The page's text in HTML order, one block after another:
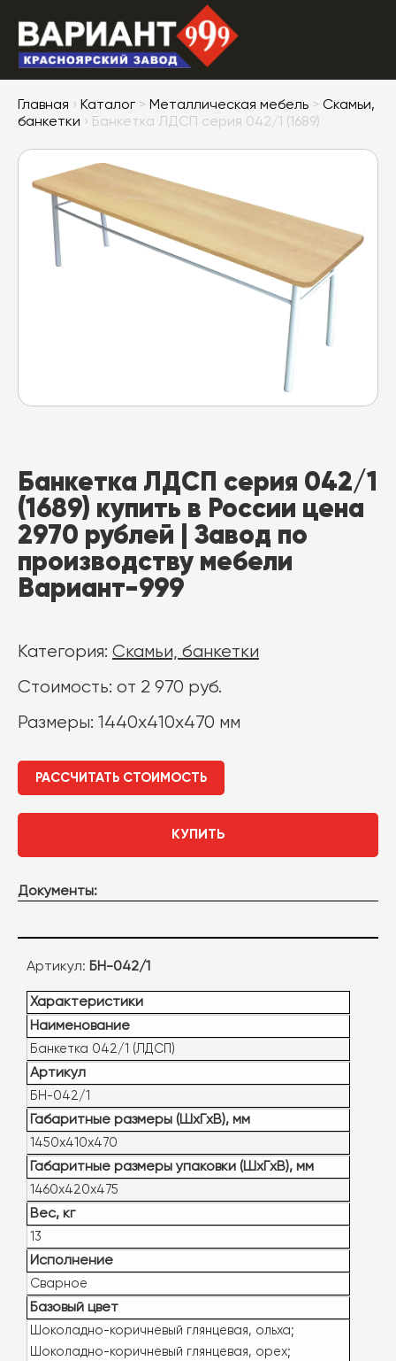
Главная › Каталог > Металлическая мебель > Скамьи,
банкетки › Банкетка ЛДСП серия 042/1 (1689)
Банкетка ЛДСП серия 042/1
(1689) купить в России цена
2970 рублей | Завод по
производству мебели
Вариант-999
Категория: Скамьи, банкетки
Стоимость: от 2 970 руб.
Размеры: 1440x410x470 мм
РАССЧИТАТЬ СТОИМОСТЬ
КУПИТЬ
Документы:
Артикул: БН-042/1
Характеристики
Наименование
Банкетка 042/1 (ЛДСП)
Артикул
БН-042/1
Габаритные размеры (ШxГxВ), мм
1450х410х470
Габаритные размеры упаковки (ШxГxВ), мм
1460х420х475
Вес, кг
13
Исполнение
Сварное
Базовый цвет
Шоколадно-коричневый глянцевая, ольха;
Шоколадно-коричневый глянцевая, орех;